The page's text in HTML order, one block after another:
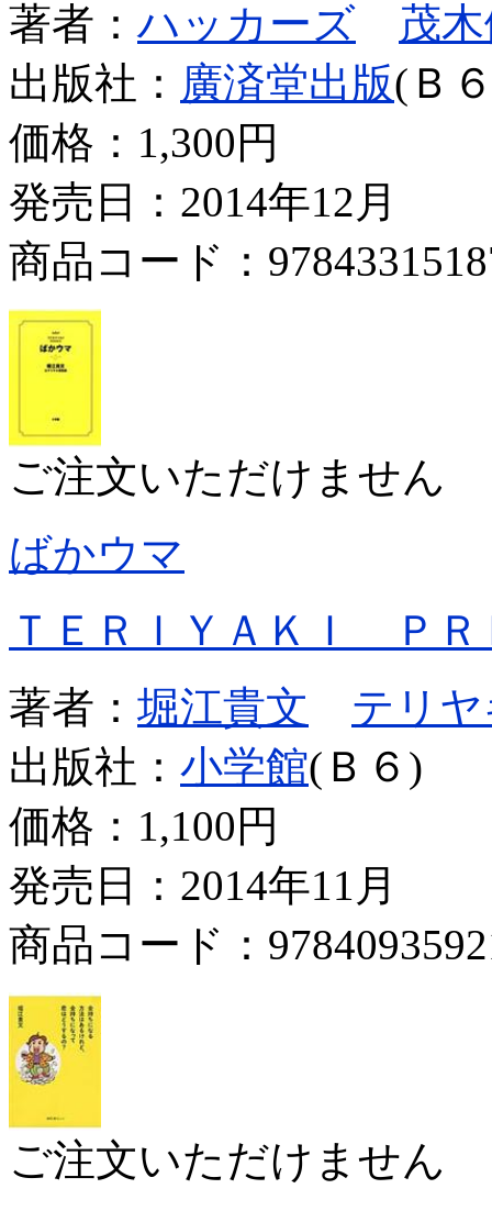
著者：ハッカーズ
茂
出版社： 廣済堂出版(Ｂ
価格： 1,300円
発売日：2014年12月
商品コード：
ご注文いただけません
ばかウマ
ＴＥＲＩＹＡＫＩ ＰＲ
著者： 堀江貴文
テリ
出版社： 小学館(Ｂ６)
価格： 1,100円
発売日：2014年11月
商品コード：
ご注文いただけません